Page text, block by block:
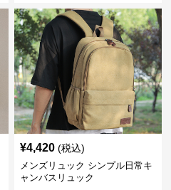
¥4,420 (税込)
メンズリュック シンプル日常キ
ャンバスリュック